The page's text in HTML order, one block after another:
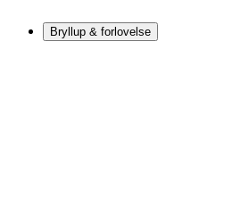
Bryllup & forlovelse